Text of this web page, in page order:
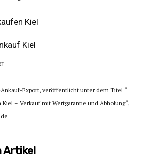
Kiel
Kiel
Export, veröffentlicht unter dem Titel “
– Verkauf mit Wertgarantie und Abholung“,
Artikel